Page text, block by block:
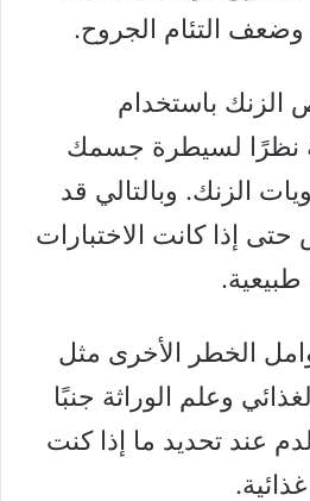
التئام الجروح.
باستخدام
نظرًا لسيطرة جسمك
الزنك. وبالتالي قد
إذا كانت الاختبارات
الخطر الأخرى مثل
وعلم الوراثة جنبًا
عند تحديد ما إذا كنت